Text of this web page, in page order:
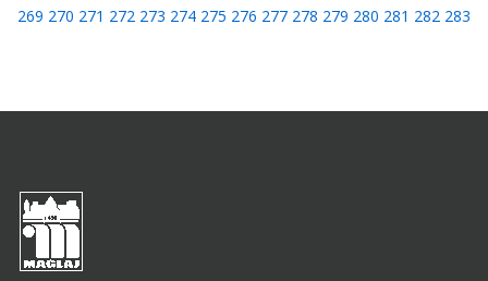
269 270 271 272 273 274 275 276 277 278 279 280 281 282 283